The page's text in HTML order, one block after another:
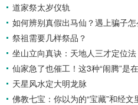
道家祭太岁仪轨
如何辨别真假出马仙？遇上骗子怎
祭祖需要几样祭品？
坐山立向真诀：天地人三才定位法
仙家急了也催工！这3种“闹腾”是
天星风水定大明龙脉
佛教七宝：你以为的“宝藏”和经文